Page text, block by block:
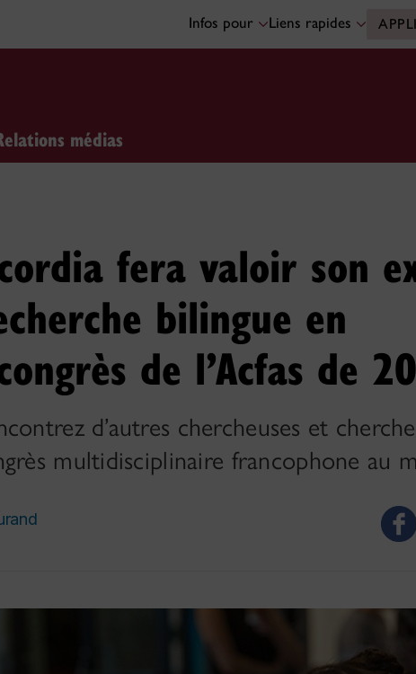
Infos pour Liens rapides
médias
fera valoir son
bilingue en
de l’Acfas de
d’autres chercheuses et
multidisciplinaire francophone au